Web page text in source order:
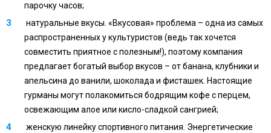
парочку часов;
натуральные вкусы. «Вкусовая» проблема – одна из самых
распространенных у культуристов (ведь так хочется
совместить приятное с полезным!), поэтому компания
предлагает богатый выбор вкусов – от банана, клубники и
апельсина до ванили, шоколада и фисташек. Настоящие
гурманы могут полакомиться бодрящим кофе с перцем,
освежающим алое или кисло-сладкой сангрией;
женскую линейку спортивного питания. Энергетические